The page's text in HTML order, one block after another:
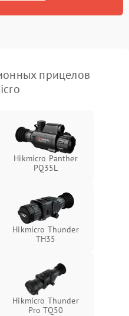
₽ Подробнее →
1500 ₽ Подробнее →
1500 ₽ Подробнее →
Подробнее →
1500 ₽ Подробнее →
прицелов
Hikmicro Panther
PQ35L
Hikmicro Thunder
TH35
Hikmicro Thunder
Pro TQ50